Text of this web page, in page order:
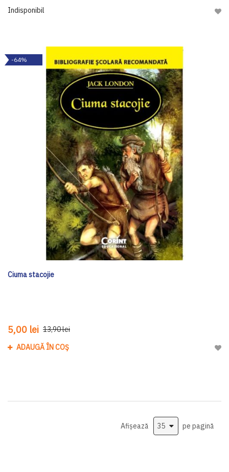
Indisponibil
-64%
Ciuma stacojie
5,00 lei 13,90 lei
ADAUGĂ ÎN COȘ
Afișează pe pagină